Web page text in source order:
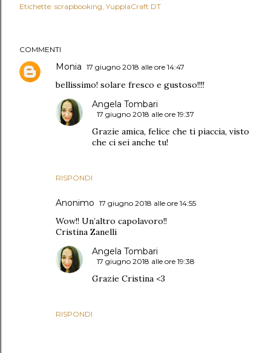
Etichette: scrapbooking YupplaCraft DT
COMMENTI
Monia 17 giugno 2018 alle ore 14:47
bellissimo! solare fresco e gustoso!!!!
RISPONDI
Angela Tombari
17 giugno 2018 alle ore 19:37
Grazie amica, felice che ti piaccia, visto
che ci sei anche tu!
Anonimo 17 giugno 2018 alle ore 14:55
Wow!! Un’altro capolavoro!!
Cristina Zanelli
RISPONDI
Angela Tombari
17 giugno 2018 alle ore 19:38
Grazie Cristina <3